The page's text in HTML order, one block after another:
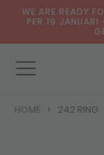
WE ARE READY
PER 19 JANUARI
HOME 242 RING